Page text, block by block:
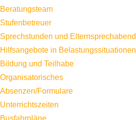
Beratungsteam
Stufenbetreuer
Sprechstunden und Elternsprechabend
Hilfsangebote in Belastungssituationen
Bildung und Teilhabe
Organisatorisches
Absenzen/Formulare
Unterrichtszeiten
Busfahrpläne